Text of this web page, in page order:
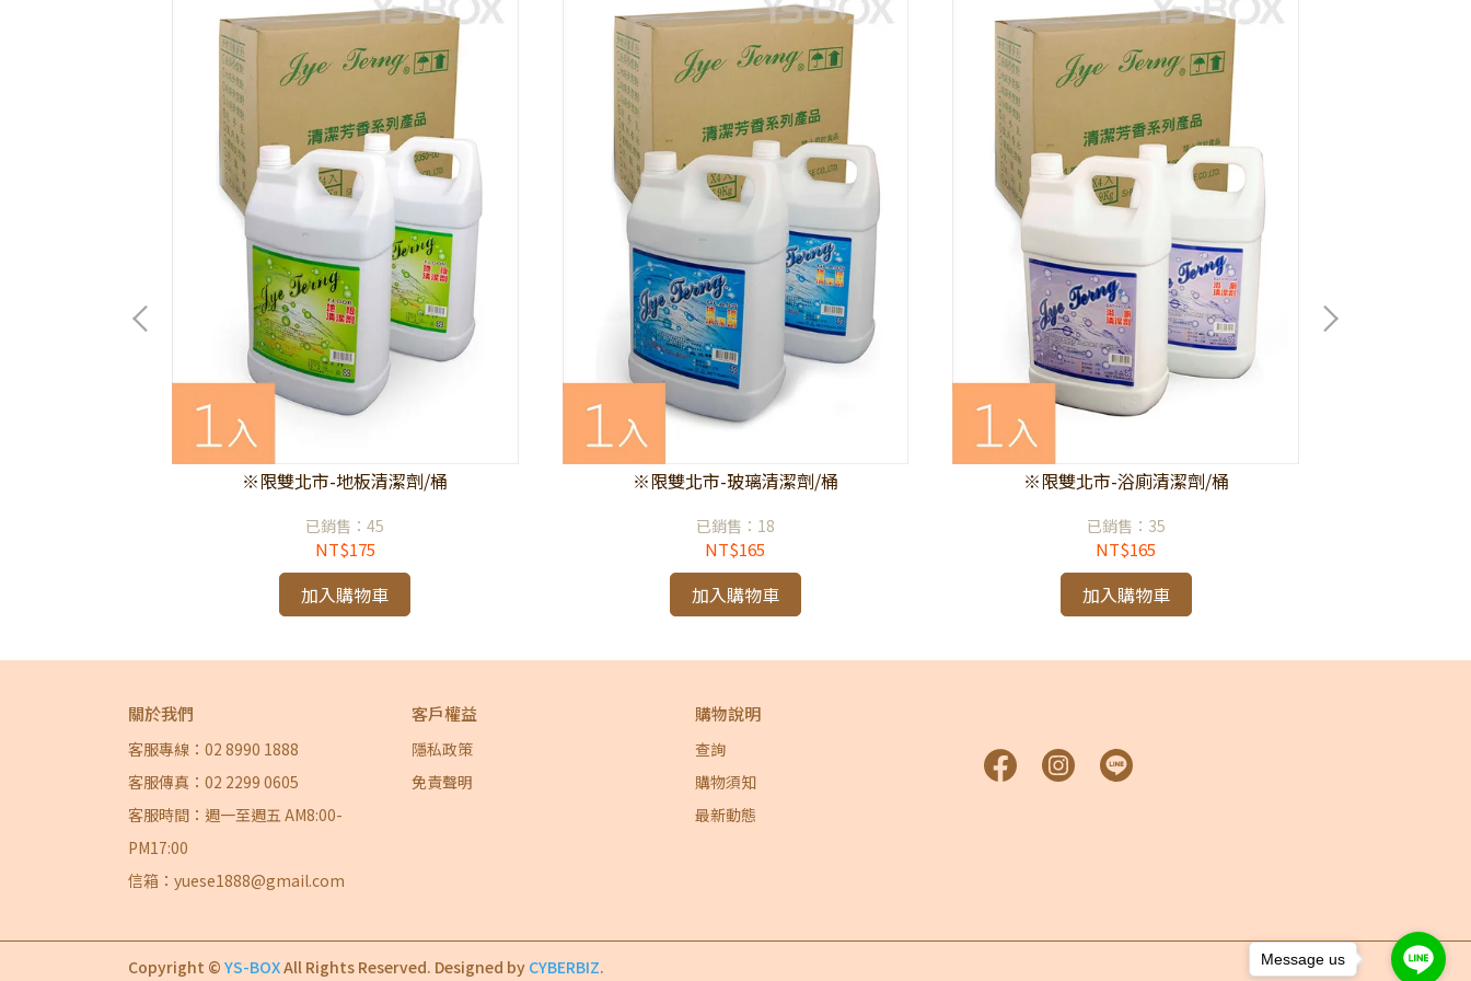
※限雙北市-地板清潔劑/桶
已銷售：45
NT$175
加入購物車
※限雙北市-玻璃清潔劑/桶
已銷售：18
NT$165
加入購物車
※限雙北市-浴廁清潔劑/桶
已銷售：35
NT$165
加入購物車
關於我們
客服專線：02 8990 1888
客服傳真：02 2299 0605
客服時間：週一至週五 AM8:00-
PM17:00
信箱：yuese1888@gmail.com
客戶權益
隱私政策
免責聲明
購物說明
查詢
購物須知
最新動態
Copyright © YS-BOXAll Rights Reserved. Designed by CYBERBIZ. Message us